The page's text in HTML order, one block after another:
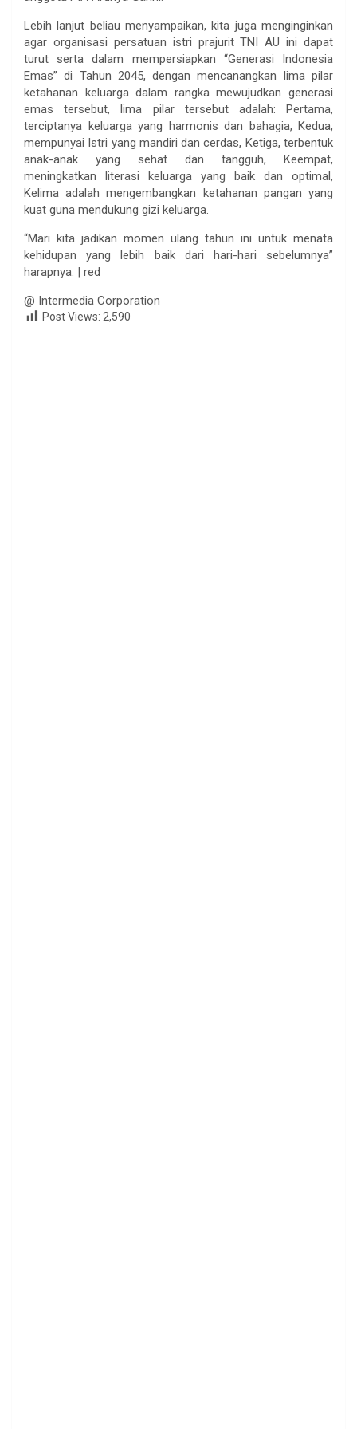
Lebih lanjut beliau menyampaikan, kita juga menginginkan
agar organisasi persatuan istri prajurit TNI AU ini dapat
turut serta dalam mempersiapkan “Generasi Indonesia
Emas” di Tahun 2045, dengan mencanangkan lima pilar
ketahanan keluarga dalam rangka mewujudkan generasi
emas tersebut, lima pilar tersebut adalah: Pertama,
terciptanya keluarga yang harmonis dan bahagia, Kedua,
mempunyai Istri yang mandiri dan cerdas, Ketiga, terbentuk
anak-anak yang sehat dan tangguh, Keempat,
meningkatkan literasi keluarga yang baik dan optimal,
Kelima adalah mengembangkan ketahanan pangan yang
kuat guna mendukung gizi keluarga.
“Mari kita jadikan momen ulang tahun ini untuk menata
kehidupan yang lebih baik dari hari-hari sebelumnya”
harapnya. | red
@ Intermedia Corporation
Post Views: 2,590